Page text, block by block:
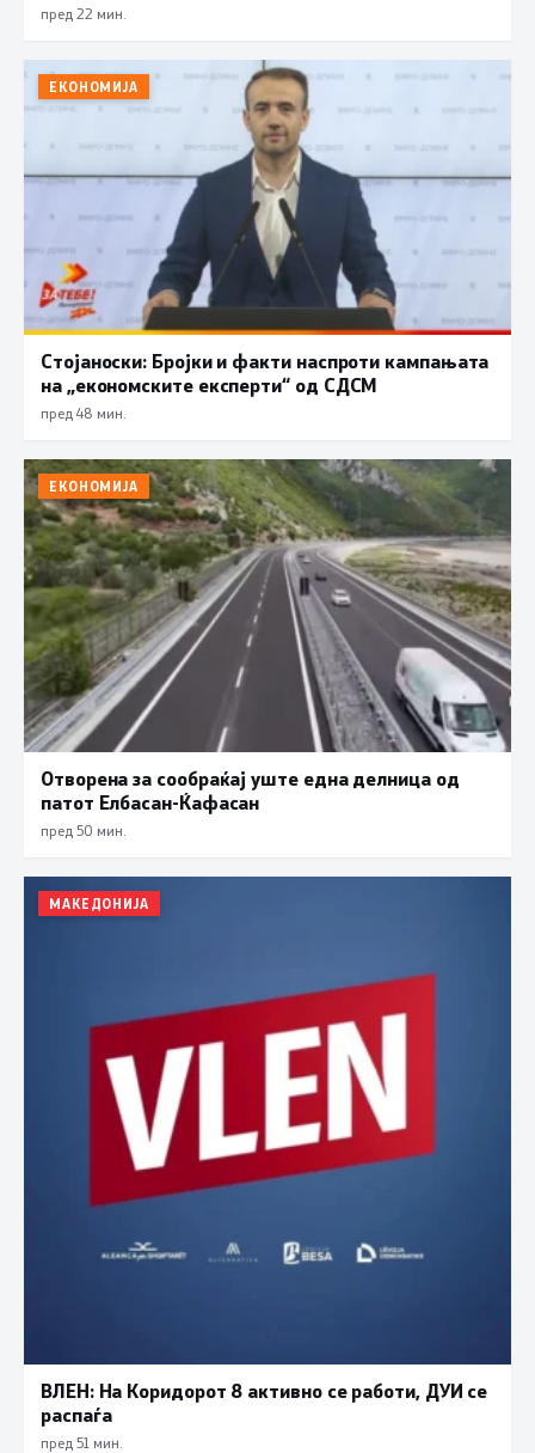
пред 22 мин.
ЕКОНОМИЈА
Стојаноски: Бројки и факти наспроти кампањата
на „економските експерти“ од СДСM
пред 48 мин.
ЕКОНОМИЈА
Отворена за сообраќај уште една делница од
патот Елбасан-Ќафасан
пред 50 мин.
МАКЕДОНИЈА
ВЛЕН: На Коридорот 8 активно се работи, ДУИ се
распаѓа
пред 51 мин.